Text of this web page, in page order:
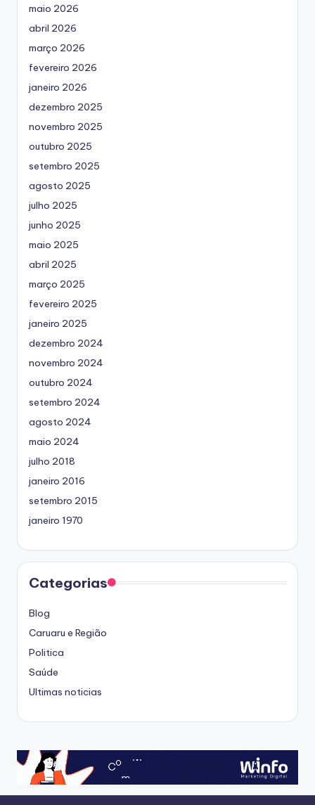
maio 2026
abril 2026
março 2026
fevereiro 2026
janeiro 2026
dezembro 2025
novembro 2025
outubro 2025
setembro 2025
agosto 2025
julho 2025
junho 2025
maio 2025
abril 2025
março 2025
fevereiro 2025
janeiro 2025
dezembro 2024
novembro 2024
outubro 2024
setembro 2024
agosto 2024
maio 2024
julho 2018
janeiro 2016
setembro 2015
janeiro 1970
Categorias
Blog
Caruaru e Região
Politica
Saúde
Ultimas noticias